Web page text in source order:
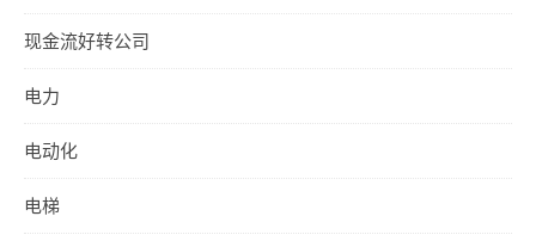
现金流好转公司
电力
电动化
电梯